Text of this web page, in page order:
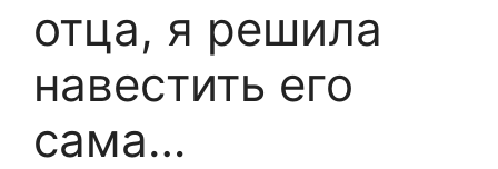
отца, я решила
навестить его
сама…